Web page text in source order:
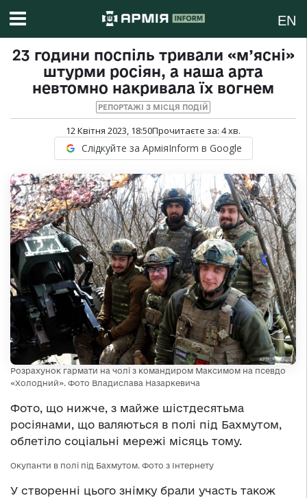
EN
23 години поспіль тривали «м’ясні»
штурми росіян, а наша арта
невтомно накривала їх вогнем
РЕПОРТАЖІ З МІСЦЯ ПОДІЙ
12 Квітня 2023, 18:50Прочитаєте за: 4хв.
Слідкуйте за АрміяInform в Google
Розрахунок гармати на чолі з командиром Максимом на псевдо
«Холодний». Фото Владислава Назаркевича
Фото, що нижче, з майже шістдесятьма
росіянами, що валяються в полі під Бахмутом,
облетіло соціальні мережі місяць тому.
Окупанти в полі під Бахмутом. Фото з Інтернету
У створенні цього знімку брали участь також